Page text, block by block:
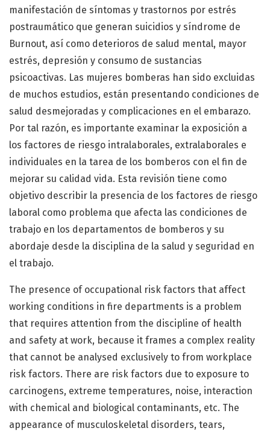
manifestación de síntomas y trastornos por estrés
postraumático que generan suicidios y síndrome de
Burnout, así como deterioros de salud mental, mayor
estrés, depresión y consumo de sustancias
psicoactivas. Las mujeres bomberas han sido excluidas
de muchos estudios, están presentando condiciones de
salud desmejoradas y complicaciones en el embarazo.
Por tal razón, es importante examinar la exposición a
los factores de riesgo intralaborales, extralaborales e
individuales en la tarea de los bomberos con el fin de
mejorar su calidad vida. Esta revisión tiene como
objetivo describir la presencia de los factores de riesgo
laboral como problema que afecta las condiciones de
trabajo en los departamentos de bomberos y su
abordaje desde la disciplina de la salud y seguridad en
el trabajo.
The presence of occupational risk factors that affect
working conditions in fire departments is a problem
that requires attention from the discipline of health
and safety at work, because it frames a complex reality
that cannot be analysed exclusively to from workplace
risk factors. There are risk factors due to exposure to
carcinogens, extreme temperatures, noise, interaction
with chemical and biological contaminants, etc. The
appearance of musculoskeletal disorders, tears,